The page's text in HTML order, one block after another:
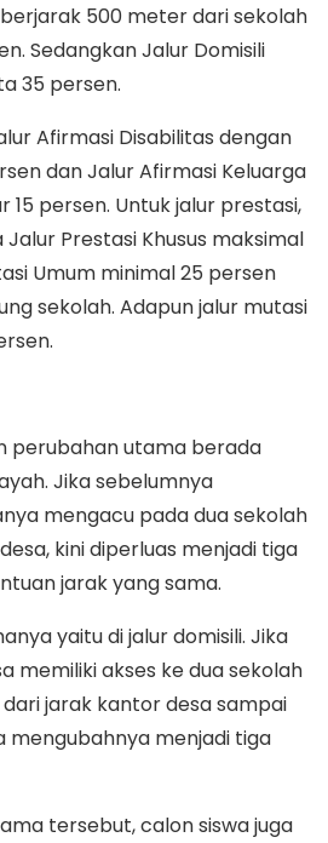
500 meter dari sekolah
Sedangkan Jalur Domisili
35 persen.
Afirmasi Disabilitas dengan
dan Jalur Afirmasi Keluarga
15 persen. Untuk jalur prestasi,
Prestasi Khusus maksimal
Umum minimal 25 persen
sekolah. Adapun jalur mutasi
perubahan utama berada
Jika sebelumnya
mengacu pada dua sekolah
kini diperluas menjadi tiga
jarak yang sama.
yaitu di jalur domisili. Jika
memiliki akses ke dua sekolah
jarak kantor desa sampai
mengubahnya menjadi tiga
tersebut, calon siswa juga